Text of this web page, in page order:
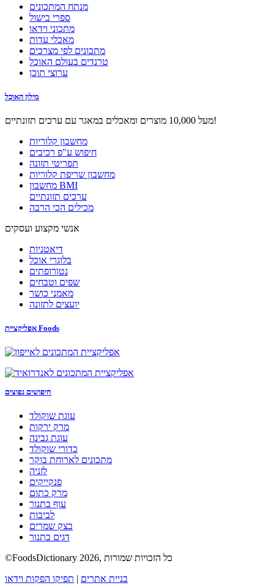
מנתח המתכונים
ספרי בישול
מתכוני וידאו
מאכלי עדות
מתכונים לפי מצרכים
טרנדים בעולם האוכל
ערוצי תוכן
מילון האוכל
מעל 10,000 מוצרים ומאכלים במאגר עם ערכים תזונתיים!
מחשבון קלוריות
חיפוש ע"פ רכיבים
תפריטי תזונה
מחשבון שריפת קלוריות
מחשבון BMI
ערכים תזונתיים
מכילים הכי הרבה
אנשי מקצוע ועסקים
דיאטניות
בלוגרי אוכל
נטורופתים
שפים וטבחים
מאמני כושר
יועצים לתזונה
אפליקציית Foods
חיפושים נפוצים
עוגת שוקולד
מרק ירקות
עוגת גבינה
כדורי שוקולד
מתכונים לארוחת בוקר
לזניה
פנקייקים
מרק כתום
עוף בתנור
לביבות
בצק שמרים
דגים בתנור
©FoodsDictionary 2026, כל הזכויות שמורות
בניית אתרים | תפיקו הפקות וידאו